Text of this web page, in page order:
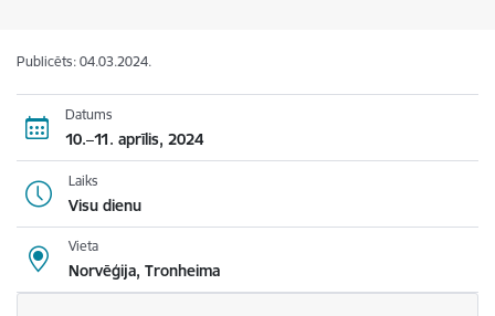
Publicēts: 04.03.2024.
Datums
10.–11. aprīlis, 2024
Laiks
Visu dienu
Vieta
Norvēģija, Tronheima